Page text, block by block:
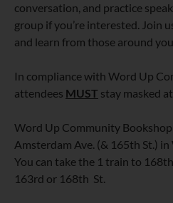
conversation, and practice
group if you’re interested. Join
and learn from those around
In compliance with Word Up
attendees MUST stay masked
Word Up Community
Amsterdam Ave. (& 165th St.)
You can take the 1 train to
163rd or 168th St.